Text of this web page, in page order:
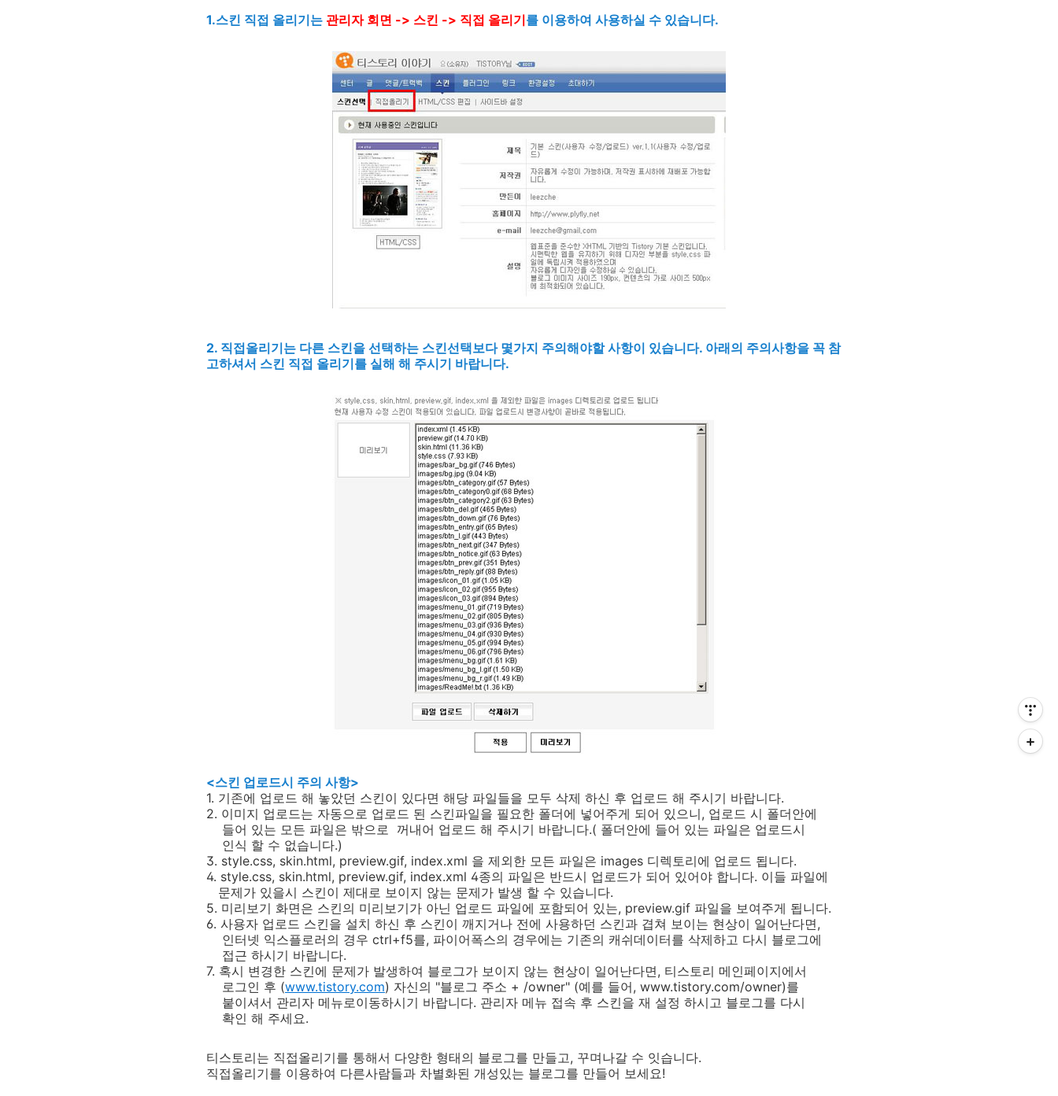
1.스킨 직접 올리기는 관리자 회면 -> 스킨 -> 직접 올리기를 이용하여 사용하실 수 있습니다.
2. 직접올리기는 다른 스킨을 선택하는 스킨선택보다 몇가지 주의해야할 사항이 있습니다. 아래의 주의사항을 꼭 참
고하셔서 스킨 직접 올리기를 실해 해 주시기 바랍니다.
<스킨 업로드시 주의 사항>
1. 기존에 업로드 해 놓았던 스킨이 있다면 해당 파일들을 모두 삭제 하신 후 업로드 해 주시기 바랍니다.
2. 이미지 업로드는 자동으로 업로드 된 스킨파일을 필요한 폴더에 넣어주게 되어 있으니, 업로드 시 폴더안에
들어 있는 모든 파일은 밖으로 꺼내어 업로드 해 주시기 바랍니다.( 폴더안에 들어 있는 파일은 업로드시
인식 할 수 없습니다.)
3. style.css, skin.html, preview.gif, index.xml 을 제외한 모든 파일은 images 디렉토리에 업로드 됩니다.
4. style.css, skin.html, preview.gif, index.xml 4종의 파일은 반드시 업로드가 되어 있어야 합니다. 이들 파일에
문제가 있을시 스킨이 제대로 보이지 않는 문제가 발생 할 수 있습니다.
5. 미리보기 화면은 스킨의 미리보기가 아닌 업로드 파일에 포함되어 있는, preview.gif 파일을 보여주게 됩니다.
6. 사용자 업로드 스킨을 설치 하신 후 스킨이 깨지거나 전에 사용하던 스킨과 겹쳐 보이는 현상이 일어난다면,
인터넷 익스플로러의 경우 ctrl+f5를, 파이어폭스의 경우에는 기존의 캐쉬데이터를 삭제하고 다시 블로그에
접근 하시기 바랍니다.
7. 혹시 변경한 스킨에 문제가 발생하여 블로그가 보이지 않는 현상이 일어난다면, 티스토리 메인페이지에서
로그인 후 (www.tistory.com) 자신의 "블로그 주소 + /owner" (예를 들어, www.tistory.com/owner)를
붙이셔서 관리자 메뉴로이동하시기 바랍니다. 관리자 메뉴 접속 후 스킨을 재 설정 하시고 블로그를 다시
확인 해 주세요.
티스토리는 직접올리기를 통해서 다양한 형태의 블로그를 만들고, 꾸며나갈 수 잇습니다.
직접올리기를 이용하여 다른사람들과 차별화된 개성있는 블로그를 만들어 보세요!